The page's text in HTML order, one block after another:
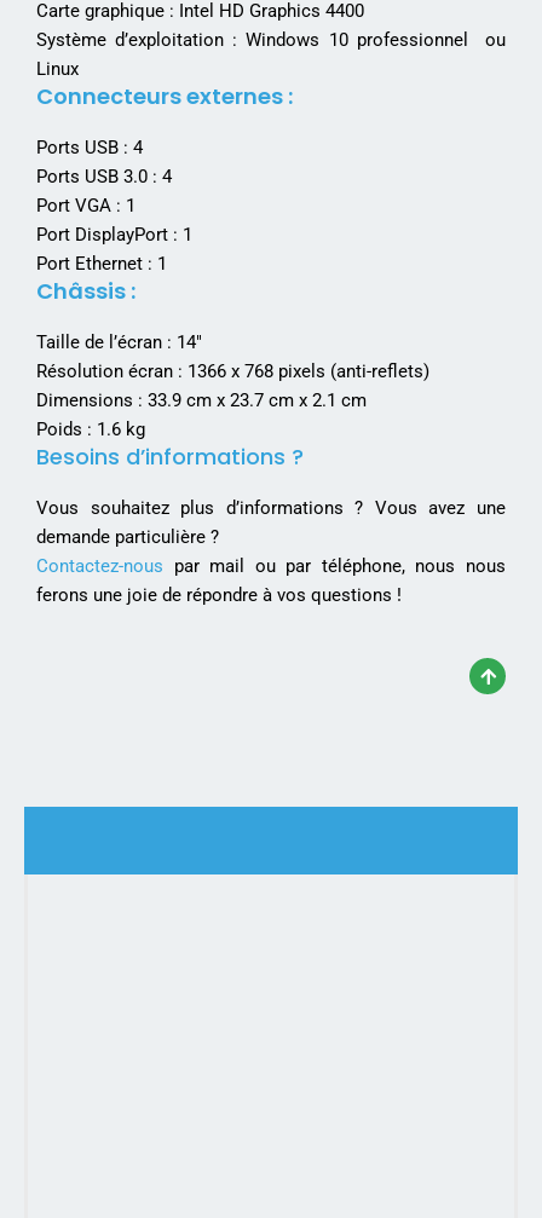
Carte graphique : Intel HD Graphics 4400
Système d’exploitation : Windows 10 professionnel ou
Linux
Connecteurs externes :
Ports USB : 4
Ports USB 3.0 : 4
Port VGA : 1
Port DisplayPort : 1
Port Ethernet : 1
Châssis :
Taille de l’écran : 14″
Résolution écran : 1366 x 768 pixels (anti-reflets)
Dimensions : 33.9 cm x 23.7 cm x 2.1 cm
Poids : 1.6 kg
Besoins d’informations ?
Vous souhaitez plus d’informations ? Vous avez une
demande particulière ?
Contactez-nous par mail ou par téléphone, nous nous
ferons une joie de répondre à vos questions !